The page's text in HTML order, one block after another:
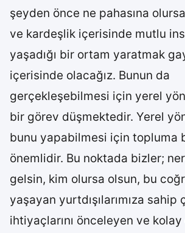
şeyden önce ne pahasına
ve kardeşlik içerisinde mutlu
yaşadığı bir ortam yaratmak
içerisinde olacağız. Bunun da
gerçekleşebilmesi için yerel
bir görev düşmektedir. Yerel
bunu yapabilmesi için topluma
önemlidir. Bu noktada bizler;
gelsin, kim olursa olsun, bu
yaşayan yurtdışılarımıza sahip
ihtiyaçlarını önceleyen ve